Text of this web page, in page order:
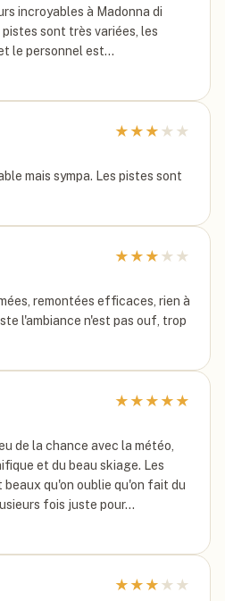
incroyables à Madonna di
sont très variées, les
le personnel est…
★ ★ ★ ★ ★
mais sympa. Les pistes sont
★ ★ ★ ★ ★
remontées efficaces, rien à
l'ambiance n'est pas ouf, trop
★ ★ ★ ★ ★
de la chance avec la météo,
et du beau skiage. Les
qu'on oublie qu'on fait du
fois juste pour…
★ ★ ★ ★ ★